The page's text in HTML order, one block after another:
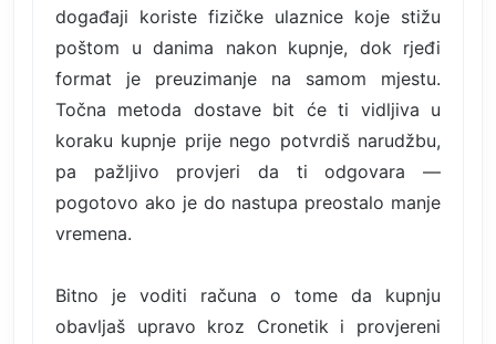
događaji koriste fizičke ulaznice koje stižu
poštom u danima nakon kupnje, dok rjeđi
format je preuzimanje na samom mjestu.
Točna metoda dostave bit će ti vidljiva u
koraku kupnje prije nego potvrdiš narudžbu,
pa pažljivo provjeri da ti odgovara —
pogotovo ako je do nastupa preostalo manje
vremena.
Bitno je voditi računa o tome da kupnju
obavljaš upravo kroz Cronetik i provjereni